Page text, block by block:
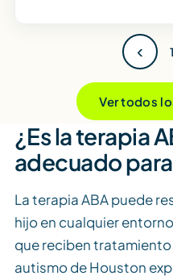
‹
Ver todos
¿Es la terapia
adecuado
La terapia ABA puede
hijo en cualquier
que reciben
autismo de Houston